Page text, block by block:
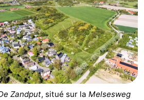
Zandput, situé sur la Melsesweg